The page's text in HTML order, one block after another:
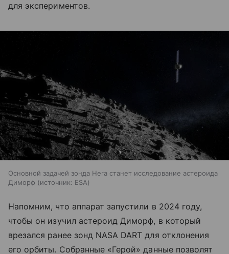
для экспериментов.
Основной задачей зонда Hera станет исследование астероида
Диморф
источник: ESA
Напомним, что аппарат запустили в 2024 году,
чтобы он изучил астероид Диморф, в который
врезался ранее зонд NASA DART для отклонения
его орбиты. Собранные «Герой» данные позволят